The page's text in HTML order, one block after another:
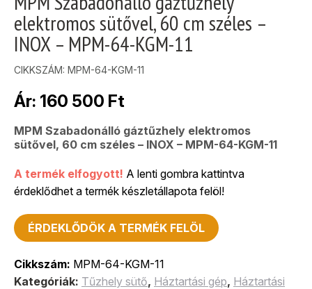
elektromos sütővel, 60 cm széles –
INOX – MPM-64-KGM-11
CIKKSZÁM: MPM-64-KGM-11
Ár: 160 500 Ft
MPM Szabadonálló gáztűzhely elektromos
sütővel, 60 cm széles – INOX – MPM-64-KGM-11
A termék elfogyott! A lenti gombra kattintva
érdeklődhet a termék készletállapota felöl!
ÉRDEKLŐDÖK A TERMÉK FELÖL
Cikkszám: MPM-64-KGM-11
Kategóriák: Tűzhely sütő, Háztartási gép, Háztartási